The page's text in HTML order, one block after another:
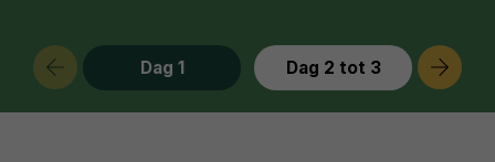
Dag 1 Dag 2 tot 3